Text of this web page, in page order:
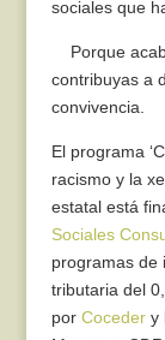
sociales que
Porque
contribuyas a
convivencia.
El programa
racismo y la
estatal está
Sociales
programas de
tributaria del
por Cocedery